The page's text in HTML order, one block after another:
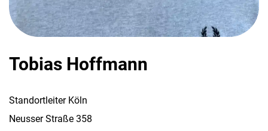
Tobias Hoffmann
Standortleiter Köln
Neusser Straße 358